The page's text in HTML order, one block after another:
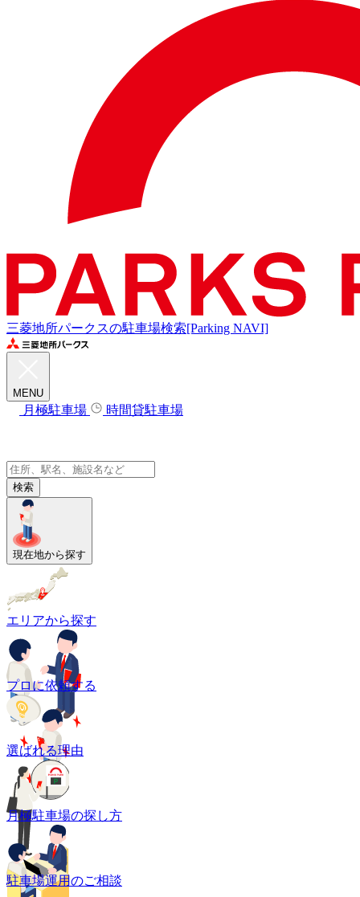
三菱地所パークスの駐車場検索[Parking NAVI]
MENU
月極駐車場 時間貸駐車場
検索
現在地から探す
エリアから探す
プロに依頼する
選ばれる理由
月極駐車場の探し方
駐車場運用のご相談